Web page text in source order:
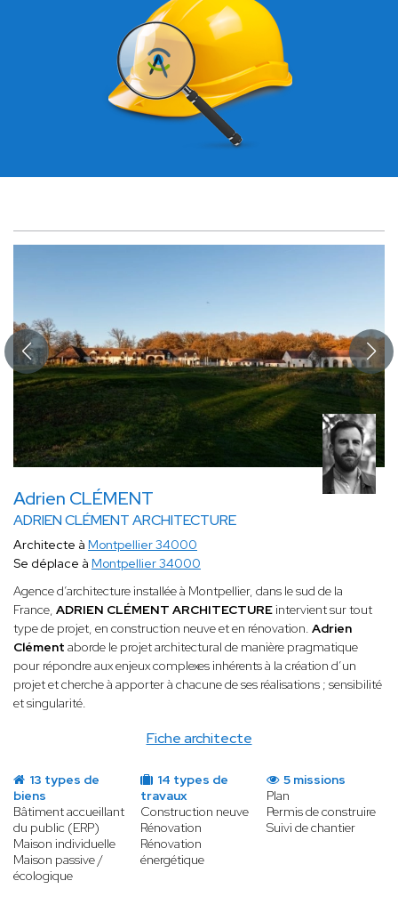
Adrien CLÉMENT
ADRIEN CLÉMENT ARCHITECTURE
Fiche architecte
Architecte à Montpellier 34000
Se déplace à Montpellier 34000
Agence d’architecture installée à Montpellier, dans le sud de la
France, ADRIEN CLÉMENT ARCHITECTUREintervient sur tout
type de projet, en construction neuve et en rénovation. Adrien
Clément aborde le projet architectural de manière pragmatique
pour répondre aux enjeux complexes inhérents à la création d’un
projet et cherche à apporter à chacune de ses réalisations ; sensibilité
et singularité.
13 types de
biens
Bâtiment accueillant
du public (ERP)
Maison individuelle
Maison passive /
écologique
14 types de
travaux
Construction neuve
Rénovation
Rénovation
énergétique
5 missions
Plan
Permis de construire
Suivi de chantier